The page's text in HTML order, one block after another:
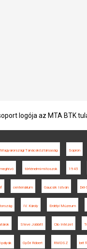
logója az MTA BTK
Magyarországi Tanácsköztársaság Sopron
meghívó történelmi mítoszok 1945
centenárium Gaucsík István
IV. Károly Erdélyi Múzeum
Steve Jobbitt Clio Intézet
pályák Győri Róbert RMDSZ brit